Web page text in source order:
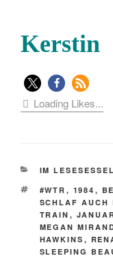
Kerstin
Loading Likes...
KATEGORIEN
IM LESESESSEL
#WTR , 1984 ,
SCHLAF AUCH
TRAIN ,
MEGAN
HAWKINS ,
SLEEPING